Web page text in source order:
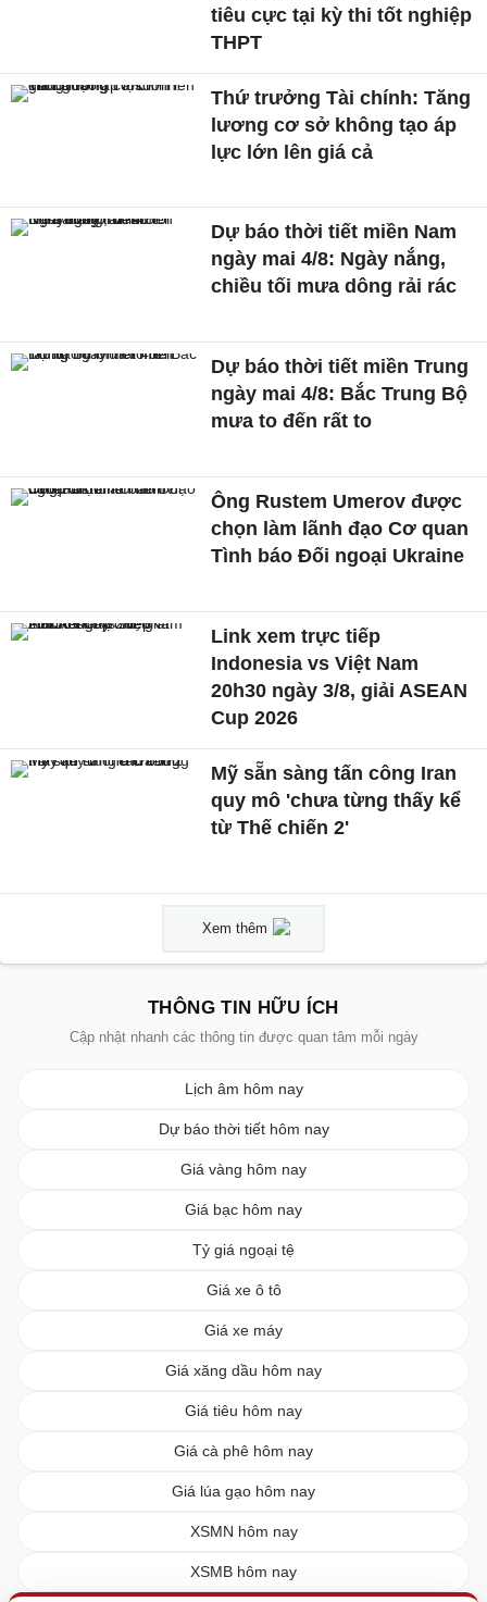
tiêu cực tại kỳ thi tốt nghiệp
THPT
Thứ trưởng Tài chính: Tăng
lương cơ sở không tạo áp
lực lớn lên giá cả
Dự báo thời tiết miền Nam
ngày mai 4/8: Ngày nắng,
chiều tối mưa dông rải rác
Dự báo thời tiết miền Trung
ngày mai 4/8: Bắc Trung Bộ
mưa to đến rất to
Ông Rustem Umerov được
chọn làm lãnh đạo Cơ quan
Tình báo Đối ngoại Ukraine
Link xem trực tiếp
Indonesia vs Việt Nam
20h30 ngày 3/8, giải ASEAN
Cup 2026
Mỹ sẵn sàng tấn công Iran
quy mô 'chưa từng thấy kể
từ Thế chiến 2'
Xem thêm
THÔNG TIN HỮU ÍCH
Cập nhật nhanh các thông tin được quan tâm mỗi ngày
Lịch âm hôm nay
Dự báo thời tiết hôm nay
Giá vàng hôm nay
Giá bạc hôm nay
Tỷ giá ngoại tệ
Giá xe ô tô
Giá xe máy
Giá xăng dầu hôm nay
Giá tiêu hôm nay
Giá cà phê hôm nay
Giá lúa gạo hôm nay
XSMN hôm nay
XSMB hôm nay